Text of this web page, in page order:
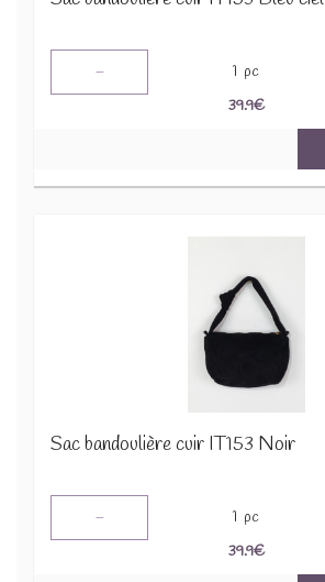
- 1 pc
39.9€
Sac bandoulière cuir IT153 Noir
- 1 pc
39.9€